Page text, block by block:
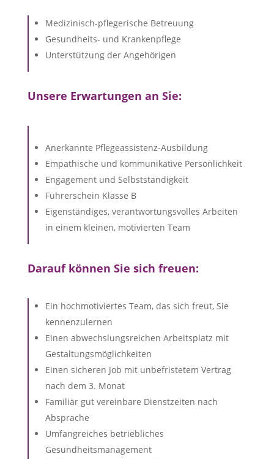
Medizinisch-pflegerische Betreuung
Gesundheits- und Krankenpflege
Unterstützung der Angehörigen
Unsere Erwartungen an Sie:
Anerkannte Pflegeassistenz-Ausbildung
Empathische und kommunikative Persönlichkeit
Engagement und Selbstständigkeit
Führerschein Klasse B
Eigenständiges, verantwortungsvolles Arbeiten
in einem kleinen, motivierten Team
Darauf können Sie sich freuen:
Ein hochmotiviertes Team, das sich freut, Sie
kennenzulernen
Einen abwechslungsreichen Arbeitsplatz mit
Gestaltungsmöglichkeiten
Einen sicheren Job mit unbefristetem Vertrag
nach dem 3. Monat
Familiär gut vereinbare Dienstzeiten nach
Absprache
Umfangreiches betriebliches
Gesundheitsmanagement